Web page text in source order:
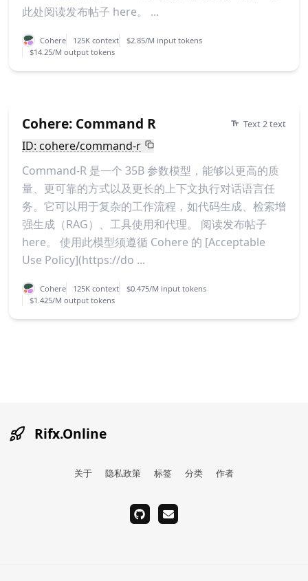
此处阅读发布帖子 here。 ...
Cohere 125K context
$2.85/M input tokens
$14.25/M output tokens
Cohere: Command R Text 2 text
ID: cohere/command-r
Command-R 是一个 35B 参数模型，能够以更高的质
量、更可靠的方式以及更长的上下文执行对话语言任
务。它可以用于复杂的工作流程，如代码生成、检索增
强生成（RAG）、工具使用和代理。 阅读发布帖子
here。 使用此模型须遵循 Cohere 的 [Acceptable
Use Policy](https://do ...
Cohere 125K context
$0.475/M input tokens
$1.425/M output tokens
Rifx.Online
关于 隐私政策 标签 分类 作者
githubemail